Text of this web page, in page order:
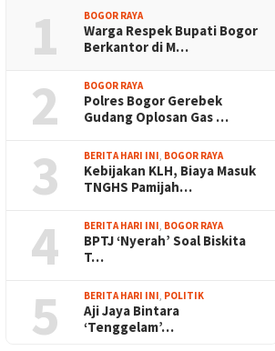
1 BOGOR RAYA
Warga Respek Bupati Bogor
Berkantor di M…
2 BOGOR RAYA
Polres Bogor Gerebek
Gudang Oplosan Gas …
3 BERITA HARI INI, BOGOR RAYA
Kebijakan KLH, Biaya Masuk
TNGHS Pamijah…
4 BERITA HARI INI, BOGOR RAYA
BPTJ ‘Nyerah’ Soal Biskita
T…
5 BERITA HARI INI, POLITIK
Aji Jaya Bintara
‘Tenggelam’…